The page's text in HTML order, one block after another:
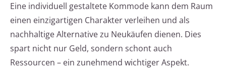
Eine individuell gestaltete Kommode kann dem Raum
einen einzigartigen Charakter verleihen und als
nachhaltige Alternative zu Neukäufen dienen. Dies
spart nicht nur Geld, sondern schont auch
Ressourcen – ein zunehmend wichtiger Aspekt.